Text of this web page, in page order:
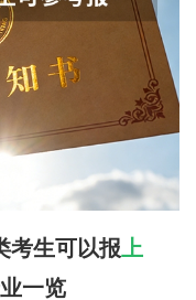
考生可以报上
一览